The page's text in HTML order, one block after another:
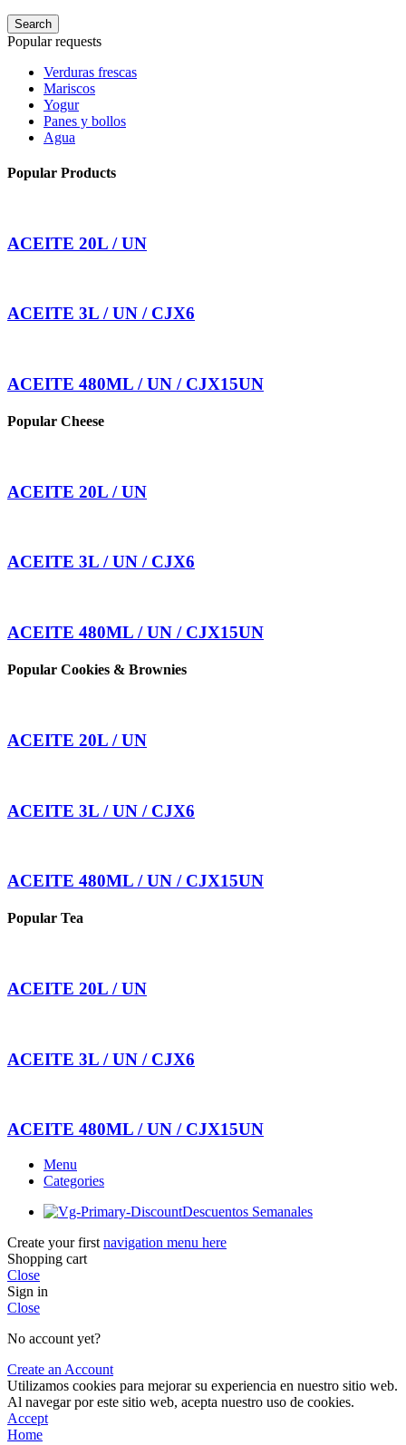
Search
Popular requests
Verduras frescas
Mariscos
Yogur
Panes y bollos
Agua
Popular Products
ACEITE 20L / UN
ACEITE 3L / UN / CJX6
ACEITE 480ML / UN / CJX15UN
Popular Cheese
ACEITE 20L / UN
ACEITE 3L / UN / CJX6
ACEITE 480ML / UN / CJX15UN
Popular Cookies & Brownies
ACEITE 20L / UN
ACEITE 3L / UN / CJX6
ACEITE 480ML / UN / CJX15UN
Popular Tea
ACEITE 20L / UN
ACEITE 3L / UN / CJX6
ACEITE 480ML / UN / CJX15UN
Menu
Categories
Descuentos Semanales
Create your first navigation menu here
Shopping cart
Close
Sign in
Close
No account yet?
Create an Account
Utilizamos cookies para mejorar su experiencia en nuestro sitio web.
Al navegar por este sitio web, acepta nuestro uso de cookies.
Accept
Home